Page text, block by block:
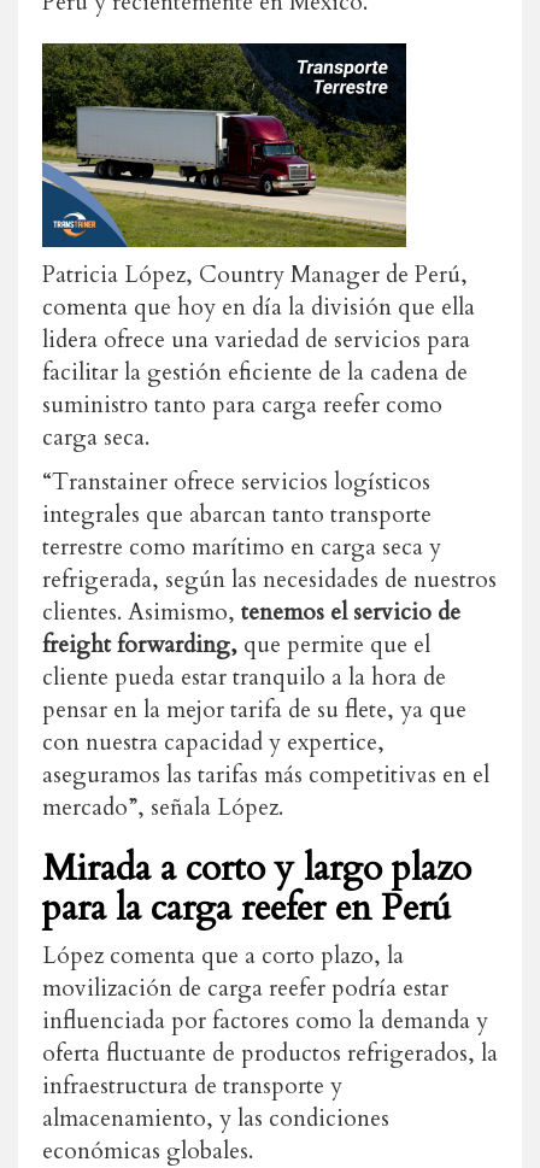
Patricia López, Country Manager de Perú,
comenta que hoy en día la división que ella
lidera ofrece una variedad de servicios para
facilitar la gestión eficiente de la cadena de
suministro tanto para carga reefer como
carga seca.
“Transtainer ofrece servicios logísticos
integrales que abarcan tanto transporte
terrestre como marítimo en carga seca y
refrigerada, según las necesidades de nuestros
clientes. Asimismo, tenemos el servicio de
freight forwarding, que permite que el
cliente pueda estar tranquilo a la hora de
pensar en la mejor tarifa de su flete, ya que
con nuestra capacidad y expertice,
aseguramos las tarifas más competitivas en el
mercado”, señala López.
Mirada a corto y largo plazo
para la carga reefer en Perú
López comenta que a corto plazo, la
movilización de carga reefer podría estar
influenciada por factores como la demanda y
oferta fluctuante de productos refrigerados, la
infraestructura de transporte y
almacenamiento, y las condiciones
económicas globales.